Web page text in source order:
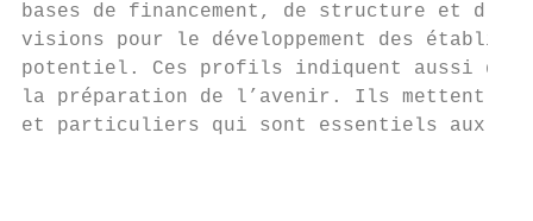
bases de financement, de structure et
visions pour le développement des
potentiel. Ces profils indiquent aussi qu’il
la préparation de l’avenir. Ils mettent
et particuliers qui sont essentiels aux